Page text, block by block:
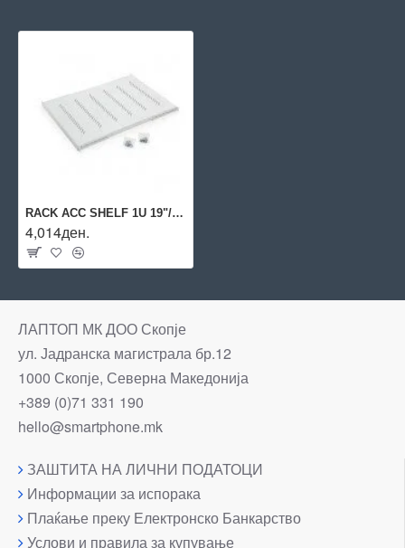
RACK ACC SHELF 1U 19"/RAC-UP-750-H4 TRITON
4,014ден.
ЛАПТОП МК ДОО Скопје
ул. Јадранска магистрала бр.12
1000 Скопје, Северна Македонија
+389 (0)71 331 190
hello@smartphone.mk
ЗАШТИТА НА ЛИЧНИ ПОДАТОЦИ
Информации за испорака
Плаќање преку Електронско Банкарство
Услови и правила за купување